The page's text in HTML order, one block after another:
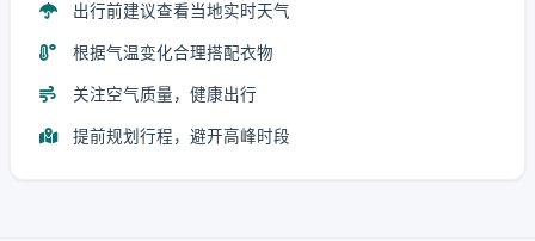
出行前建议查看当地实时天气
根据气温变化合理搭配衣物
关注空气质量，健康出行
提前规划行程，避开高峰时段